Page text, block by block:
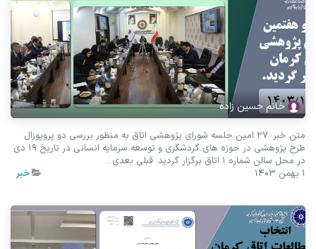
خانم حسین زاده
متن خبر: 27 امین جلسه شورای پژوهشی اتاق به منظور بررسی دو پروپوزال
طرح پژوهشی در حوزه های گردشگری و توسعه سرمایه انسانی در تاریخ 19 دی
در محل سالن شماره 1 اتاق برگزار گردید. قبلی بعدی...
1 بهمن 1403
خبر